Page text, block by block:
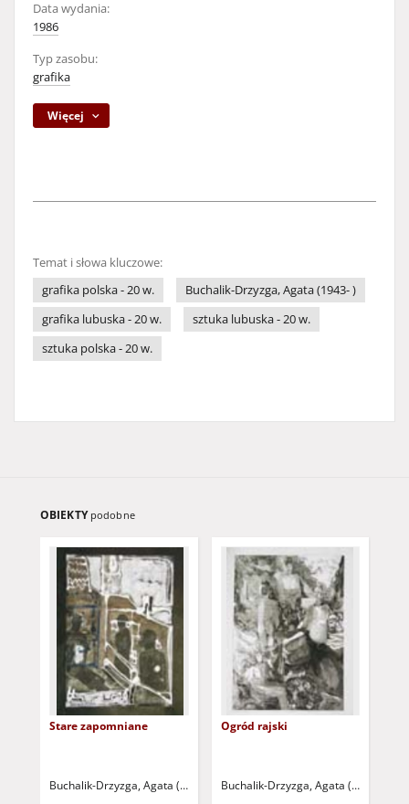
Data wydania:
1986
Typ zasobu:
grafika
Więcej
Temat i słowa kluczowe:
grafika polska - 20 w.
Buchalik-Drzyzga, Agata (1943- )
grafika lubuska - 20 w.
sztuka lubuska - 20 w.
sztuka polska - 20 w.
OBIEKTY podobne
Stare zapomniane
Buchalik-Drzyzga, Agata (1943- )
Ogród rajski
Buchalik-Drzyzga, Agata (1943- )